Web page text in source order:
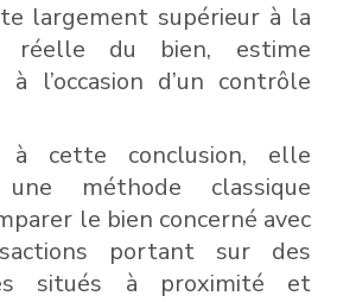
largement supérieur à la
réelle du bien, estime
à l’occasion d’un contrôle
à cette conclusion, elle
méthode classique
le bien concerné avec
portant sur des
situés à proximité et